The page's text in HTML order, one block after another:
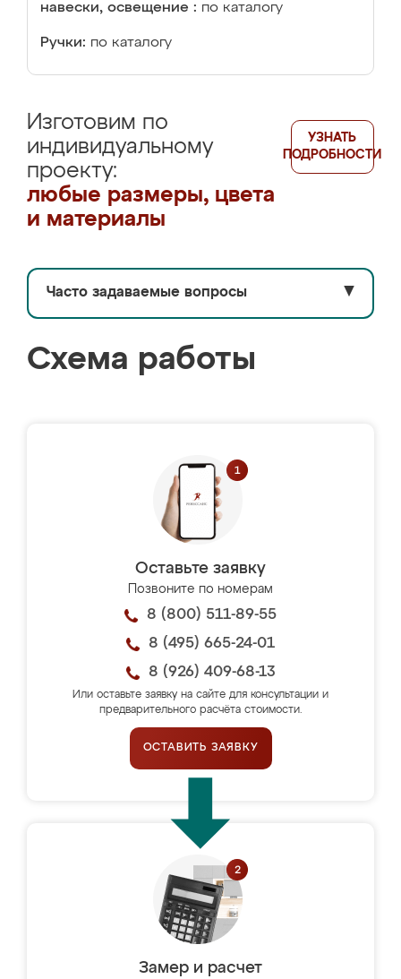
навески, освещение : по каталогу
Ручки: по каталогу
Изготовим по
индивидуальному
проекту:
любые размеры, цвета
и материалы
УЗНАТЬ
ПОДРОБНОСТИ
Часто задаваемые вопросы ▼
Схема работы
Оставьте заявку
Позвоните по номерам
8 (800) 511-89-55
8 (495) 665-24-01
8 (926) 409-68-13
Или оставьте заявку на сайте для консультации и
предварительного расчёта стоимости.
ОСТАВИТЬ ЗАЯВКУ
Замер и расчет